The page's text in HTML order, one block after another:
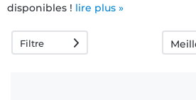
disponibles ! lire plus »
Filtre